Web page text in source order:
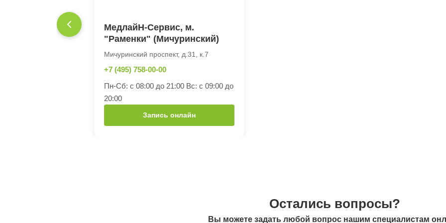
МедлайН-Сервис, м.
"Раменки" (Мичуринский)
Мичуринский проспект, д.31, к.7
+7 (495) 758-00-00
Пн-Сб: с 08:00 до 21:00 Вс: с 09:00 до
20:00
Запись онлайн
Остались вопросы?
Вы можете задать любой вопрос нашим специалистам